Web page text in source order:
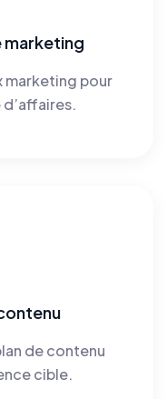
marketing
marketing pour
de contenu
cible.